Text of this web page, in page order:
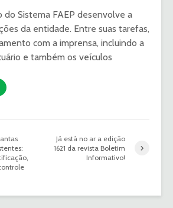
Sistema FAEP desenvolve a
da entidade. Entre suas tarefas,
com a imprensa, incluindo a
e também os veículos
Já está no ar a edição
1621 da revista Boletim
Informativo!